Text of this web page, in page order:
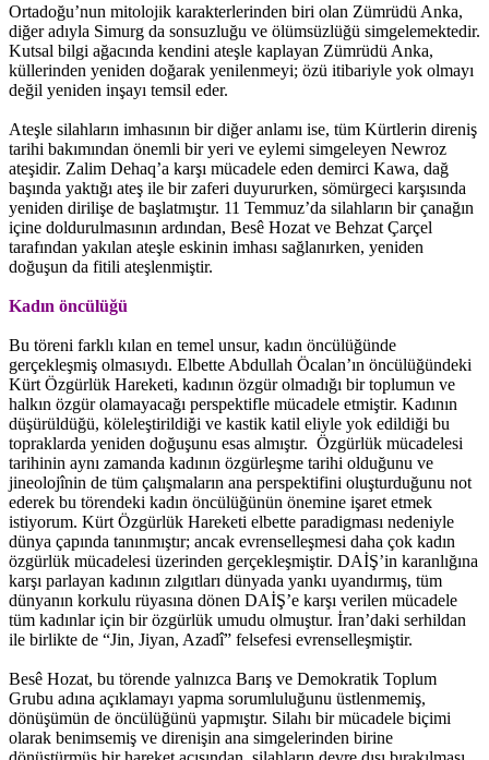
Ortadoğu’nun mitolojik karakterlerinden biri olan Zümrüdü Anka,
diğer adıyla Simurg da sonsuzluğu ve ölümsüzlüğü simgelemektedir.
Kutsal bilgi ağacında kendini ateşle kaplayan Zümrüdü Anka,
küllerinden yeniden doğarak yenilenmeyi; özü itibariyle yok olmayı
değil yeniden inşayı temsil eder.
Ateşle silahların imhasının bir diğer anlamı ise, tüm Kürtlerin direniş
tarihi bakımından önemli bir yeri ve eylemi simgeleyen Newroz
ateşidir. Zalim Dehaq’a karşı mücadele eden demirci Kawa, dağ
başında yaktığı ateş ile bir zaferi duyururken, sömürgeci karşısında
yeniden dirilişe de başlatmıştır. 11 Temmuz’da silahların bir çanağın
içine doldurulmasının ardından, Besê Hozat ve Behzat Çarçel
tarafından yakılan ateşle eskinin imhası sağlanırken, yeniden
doğuşun da fitili ateşlenmiştir.
Kadın öncülüğü
Bu töreni farklı kılan en temel unsur, kadın öncülüğünde
gerçekleşmiş olmasıydı. Elbette Abdullah Öcalan’ın öncülüğündeki
Kürt Özgürlük Hareketi, kadının özgür olmadığı bir toplumun ve
halkın özgür olamayacağı perspektifle mücadele etmiştir. Kadının
düşürüldüğü, köleleştirildiği ve kastik katil eliyle yok edildiği bu
topraklarda yeniden doğuşunu esas almıştır. Özgürlük mücadelesi
tarihinin aynı zamanda kadının özgürleşme tarihi olduğunu ve
jineolojînin de tüm çalışmaların ana perspektifini oluşturduğunu not
ederek bu törendeki kadın öncülüğünün önemine işaret etmek
istiyorum. Kürt Özgürlük Hareketi elbette paradigması nedeniyle
dünya çapında tanınmıştır; ancak evrenselleşmesi daha çok kadın
özgürlük mücadelesi üzerinden gerçekleşmiştir. DAİŞ’in karanlığına
karşı parlayan kadının zılgıtları dünyada yankı uyandırmış, tüm
dünyanın korkulu rüyasına dönen DAİŞ’e karşı verilen mücadele
tüm kadınlar için bir özgürlük umudu olmuştur. İran’daki serhildan
ile birlikte de “Jin, Jiyan, Azadî” felsefesi evrenselleşmiştir.
Besê Hozat, bu törende yalnızca Barış ve Demokratik Toplum
Grubu adına açıklamayı yapma sorumluluğunu üstlenmemiş,
dönüşümün de öncülüğünü yapmıştır. Silahı bir mücadele biçimi
olarak benimsemiş ve direnişin ana simgelerinden birine